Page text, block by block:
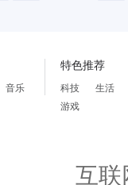
音乐
特色推荐
科技
生活
游戏
互联